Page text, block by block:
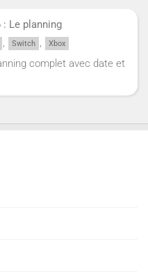
: Le planning
, Switch , Xbox
complet avec date et